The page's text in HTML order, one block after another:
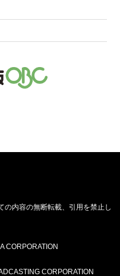
の内容の無断転載、引用を禁止し
CORPORATION
CORPORATION